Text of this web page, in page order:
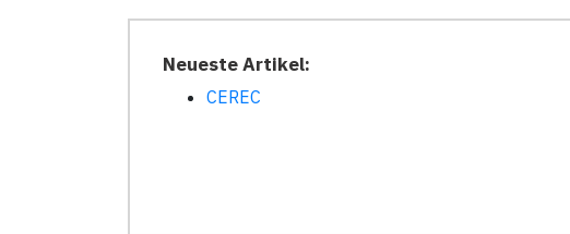
Neueste Artikel:
CEREC